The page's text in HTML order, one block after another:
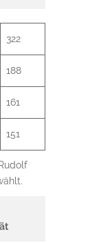
322
188
161
151